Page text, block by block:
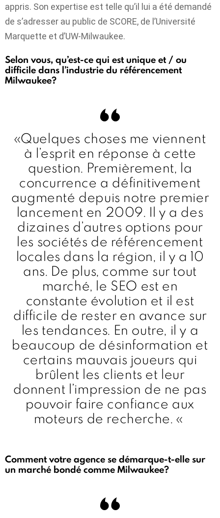
appris. Son expertise est telle qu’il lui a été demandé
de s’adresser au public de SCORE, de l’Université
Marquette et d’UW-Milwaukee.
Selon vous, qu’est-ce qui est unique et / ou
difficile dans l’industrie du référencement
Milwaukee?
«Quelques choses me viennent
à l’esprit en réponse à cette
question. Premièrement, la
concurrence a définitivement
augmenté depuis notre premier
lancement en 2009. Il y a des
dizaines d’autres options pour
les sociétés de référencement
locales dans la région, il y a 10
ans. De plus, comme sur tout
marché, le SEO est en
constante évolution et il est
difficile de rester en avance sur
les tendances. En outre, il y a
beaucoup de désinformation et
certains mauvais joueurs qui
brûlent les clients et leur
donnent l’impression de ne pas
pouvoir faire confiance aux
moteurs de recherche. «
Comment votre agence se démarque-t-elle sur
un marché bondé comme Milwaukee?